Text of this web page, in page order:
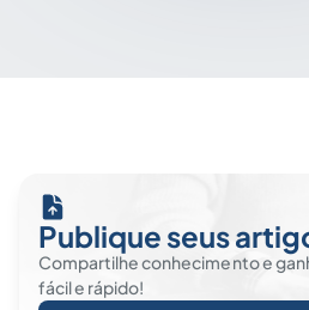
Publique seus
Compartilhe conhecimento e
fácil e rápido!